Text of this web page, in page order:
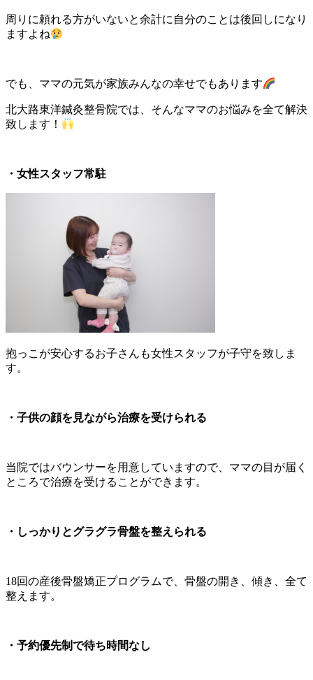
周りに頼れる方がいないと余計に自分のことは後回しになり
ますよね
でも、ママの元気が家族みんなの幸せでもあります
北大路東洋鍼灸整骨院では、そんなママのお悩みを全て解決
致します！
・女性スタッフ常駐
抱っこが安心するお子さんも女性スタッフが子守を致しま
す。
・子供の顔を見ながら治療を受けられる
当院ではバウンサーを用意していますので、ママの目が届く
ところで治療を受けることができます。
・しっかりとグラグラ骨盤を整えられる
18回の産後骨盤矯正プログラムで、骨盤の開き、傾き、全て
整えます。
・予約優先制で待ち時間なし